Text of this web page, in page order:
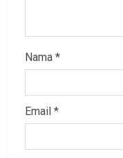
Nama *
Email *